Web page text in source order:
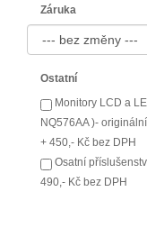
Záruka
Ostatní
Monitory LCD a
NQ576AA )-
+ 450,- Kč bez DPH
Osatní
490,- Kč bez DPH